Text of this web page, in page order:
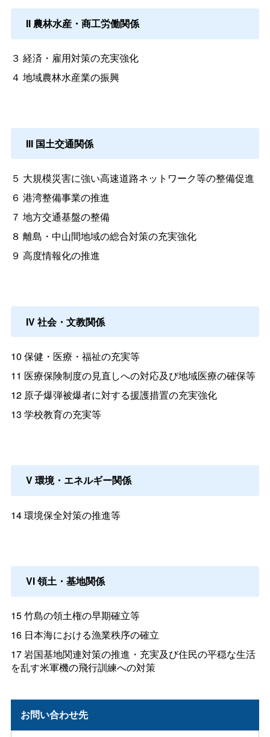
II 農林水産・商工労働関係
３ 経済・雇用対策の充実強化
４ 地域農林水産業の振興
III 国土交通関係
５ 大規模災害に強い高速道路ネットワーク等の整備促進
６ 港湾整備事業の推進
７ 地方交通基盤の整備
８ 離島・中山間地域の総合対策の充実強化
９ 高度情報化の推進
IV 社会・文教関係
10 保健・医療・福祉の充実等
11 医療保険制度の見直しへの対応及び地域医療の確保等
12 原子爆弾被爆者に対する援護措置の充実強化
13 学校教育の充実等
V 環境・エネルギー関係
14 環境保全対策の推進等
VI 領土・基地関係
15 竹島の領土権の早期確立等
16 日本海における漁業秩序の確立
17 岩国基地関連対策の推進・充実及び住民の平穏な生活
を乱す米軍機の飛行訓練への対策
お問い合わせ先